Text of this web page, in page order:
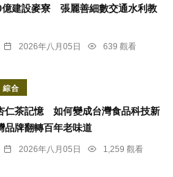
億建設麥寮 張麗善細數交通水利教
2026年八月05日
639 觀看
綜合
仁茶記憶 如何變成台灣食品科技新
牌翻轉百年老味道
2026年八月05日
1,259 觀看